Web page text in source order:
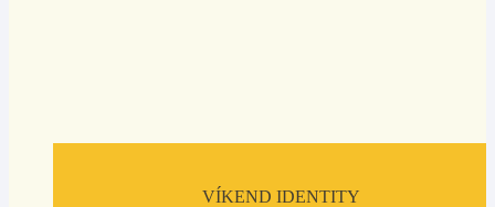
VÍKEND IDENTITY